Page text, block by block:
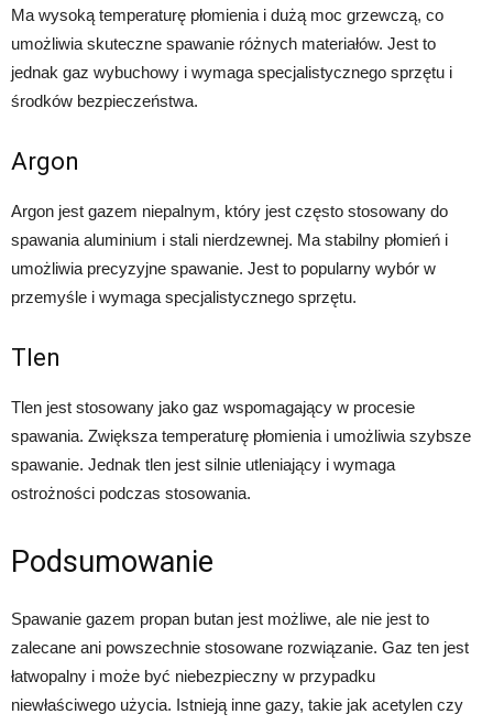
Ma wysoką temperaturę płomienia i dużą moc grzewczą, co
umożliwia skuteczne spawanie różnych materiałów. Jest to
jednak gaz wybuchowy i wymaga specjalistycznego sprzętu i
środków bezpieczeństwa.
Argon
Argon jest gazem niepalnym, który jest często stosowany do
spawania aluminium i stali nierdzewnej. Ma stabilny płomień i
umożliwia precyzyjne spawanie. Jest to popularny wybór w
przemyśle i wymaga specjalistycznego sprzętu.
Tlen
Tlen jest stosowany jako gaz wspomagający w procesie
spawania. Zwiększa temperaturę płomienia i umożliwia szybsze
spawanie. Jednak tlen jest silnie utleniający i wymaga
ostrożności podczas stosowania.
Podsumowanie
Spawanie gazem propan butan jest możliwe, ale nie jest to
zalecane ani powszechnie stosowane rozwiązanie. Gaz ten jest
łatwopalny i może być niebezpieczny w przypadku
niewłaściwego użycia. Istnieją inne gazy, takie jak acetylen czy